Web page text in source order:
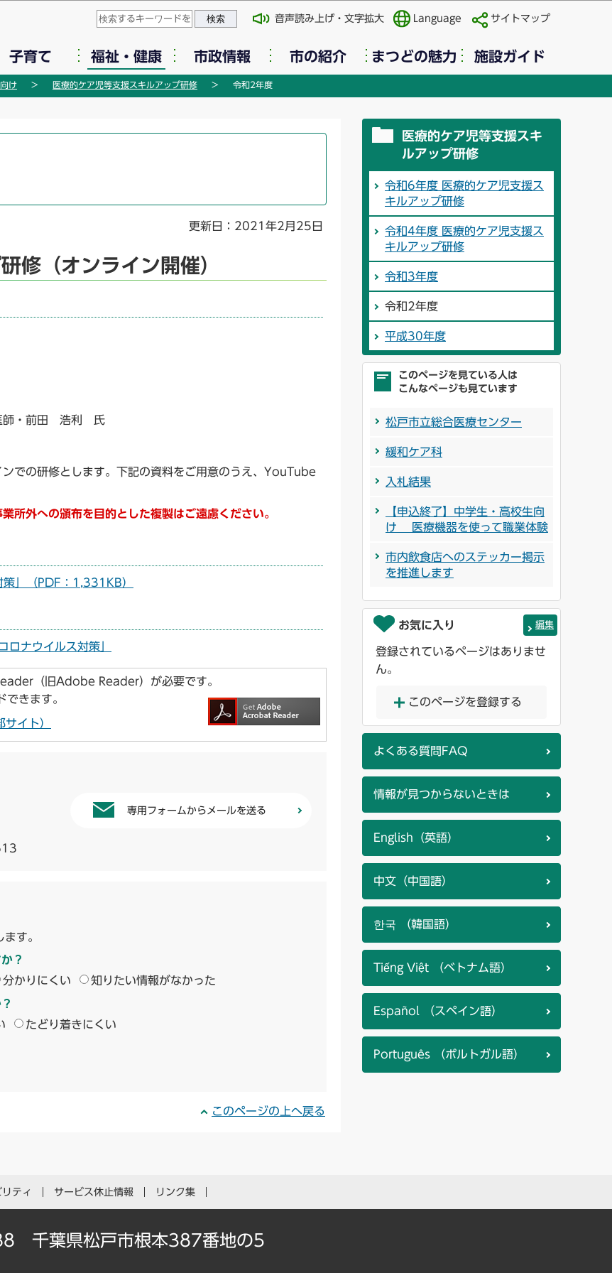
このページの本文へ移動
音声読み上げ・文字拡大 Language サイトマップ
子育て 福祉・健康 市政情報 市の紹介 まつどの魅力 施設ガイド
け 医療的ケア児等支援スキルアップ研修 令和2年度
更新日：2021年2月25日
修（オンライン開催）
師・前田 浩利 氏
での研修とします。下記の資料をご用意のうえ、YouTube
所外への頒布を目的とした複製はご遠慮ください。
」（PDF：1,331KB）
ロナウイルス対策」
（旧Adobe Reader）が必要です。
きます。
イト）
専用フォームからメールを送る
す。
？
分かりにくい 知りたい情報がなかった
たどり着きにくい
このページの上へ戻る
医療的ケア児等支援スキ
ルアップ研修
令和6年度 医療的ケア児支援ス
キルアップ研修
令和4年度 医療的ケア児支援ス
キルアップ研修
令和3年度
令和2年度
平成30年度
このページを見ている人は
こんなページも見ています
松戸市立総合医療センター
緩和ケア科
入札結果
【申込終了】中学生・高校生向
け 医療機器を使って職業体験
市内飲食店へのステッカー掲示
を推進します
お気に入り 編集
登録されているページはありませ
ん。
このページを登録する
よくある質問FAQ
情報が見つからないときは
English（英語）
中文（中国語）
한국 （韓国語）
Tiếng Việt （ベトナム語）
Español （スペイン語）
Português （ポルトガル語）
ティ サービス休止情報 リンク集
千葉県松戸市根本387番地の5